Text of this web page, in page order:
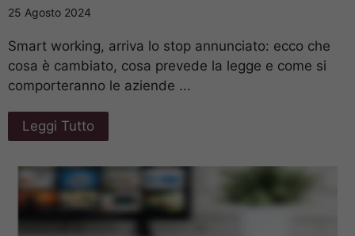
25 Agosto 2024
Smart working, arriva lo stop annunciato: ecco che
cosa è cambiato, cosa prevede la legge e come si
comporteranno le aziende ...
Leggi Tutto